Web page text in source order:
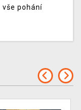
pohání